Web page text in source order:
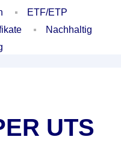
ETF/ETP
Nachhaltig
UTS